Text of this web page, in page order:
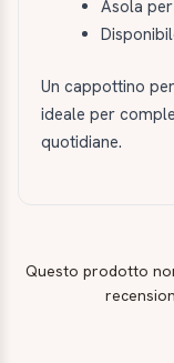
Asola
Un cappottino
ideale per
quotidiane.
Questo prodotto